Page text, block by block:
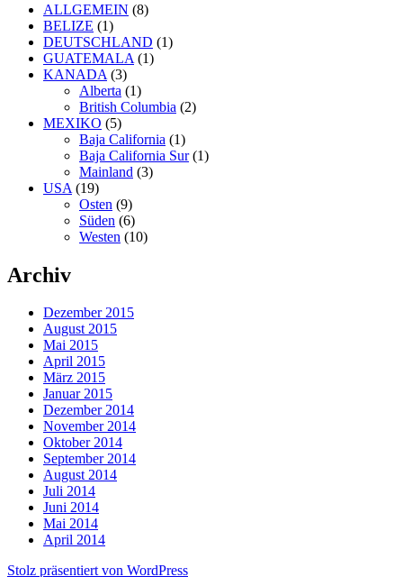
ALLGEMEIN (8)
BELIZE (1)
DEUTSCHLAND (1)
GUATEMALA (1)
KANADA (3)
Alberta (1)
British Columbia (2)
MEXIKO (5)
Baja California (1)
Baja California Sur(1)
Mainland (3)
USA (19)
Osten (9)
Süden (6)
Westen (10)
Archiv
Dezember 2015
August 2015
Mai 2015
April 2015
März 2015
Januar 2015
Dezember 2014
November 2014
Oktober 2014
September 2014
August 2014
Juli 2014
Juni 2014
Mai 2014
April 2014
Stolz präsentiert von WordPress